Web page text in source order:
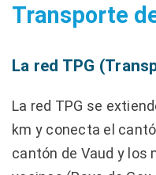
Transporte
La red TPG
La red TPG se
km y conecta el
cantón de Vaud y los